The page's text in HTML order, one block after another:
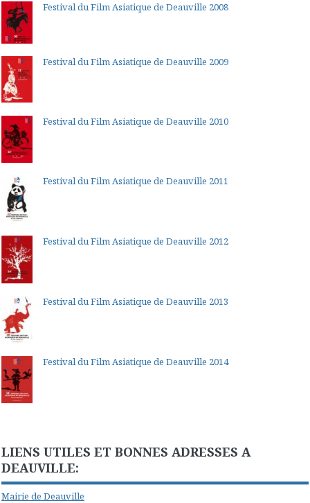
Festival du Film Asiatique de Deauville 2008
Festival du Film Asiatique de Deauville 2009
Festival du Film Asiatique de Deauville 2010
Festival du Film Asiatique de Deauville 2011
Festival du Film Asiatique de Deauville 2012
Festival du Film Asiatique de Deauville 2013
Festival du Film Asiatique de Deauville 2014
LIENS UTILES ET BONNES ADRESSES A
DEAUVILLE:
Mairie de Deauville